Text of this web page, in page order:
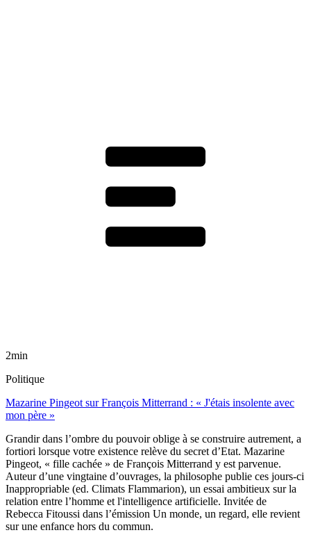
2min
Politique
Mazarine Pingeot sur François Mitterrand : « J'étais insolente avec
mon père »
Grandir dans l’ombre du pouvoir oblige à se construire autrement, a
fortiori lorsque votre existence relève du secret d’Etat. Mazarine
Pingeot, « fille cachée » de François Mitterrand y est parvenue.
Auteur d’une vingtaine d’ouvrages, la philosophe publie ces jours-ci
Inappropriable (ed. Climats Flammarion), un essai ambitieux sur la
relation entre l’homme et l'intelligence artificielle. Invitée de
Rebecca Fitoussi dans l’émission Un monde, un regard, elle revient
sur une enfance hors du commun.